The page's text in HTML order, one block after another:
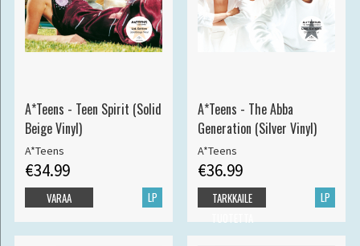
A*Teens - Teen Spirit (Solid
Beige Vinyl)
A*Teens
€34.99
LP
VARAA
A*Teens - The Abba
Generation (Silver Vinyl)
A*Teens
€36.99
LP
TARKKAILE